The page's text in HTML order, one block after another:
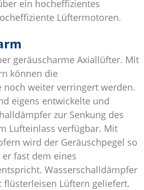
ein hocheffizientes
Lüftermotoren.
geräuscharme Axiallüfter. Mit
können die
noch weiter verringert werden.
eigens entwickelte und
zur Senkung des
Lufteinlass verfügbar. Mit
wird der Geräuschpegel so
fast dem eines
Wasserschalldämpfer
Lüftern geliefert.